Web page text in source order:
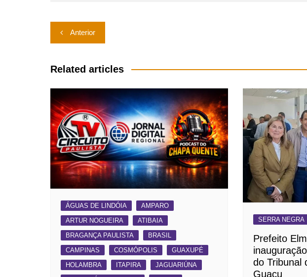
Navegação
de
Post
Anterior
Related articles
ÁGUAS DE LINDÓIA
AMPARO
ARTUR NOGUEIRA
ATIBAIA
BRAGANÇA PAULISTA
BRASIL
CAMPINAS
COSMÓPOLIS
GUAXUPÉ
HOLAMBRA
ITAPIRA
JAGUARIÚNA
SERRA NEGRA
Prefeito
do Tribunal
Guaçu